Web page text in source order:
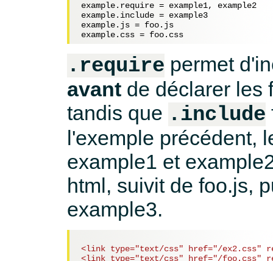
example.require = example1, example2
example.include = example3
example.js = foo.js
example.css = foo.css
.require permet
avant de déclarer les
tandis que .include
l'exemple précédent,
example1 et
html, suivit de foo.js,
example3.
<link type="text/css" href="/ex2.css"
<link type="text/css" href="/foo.css"